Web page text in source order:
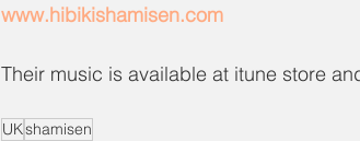
www.hibikishamisen.com
Their music is available at itune store
UKshamisen